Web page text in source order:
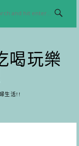
喝玩樂
生活!!